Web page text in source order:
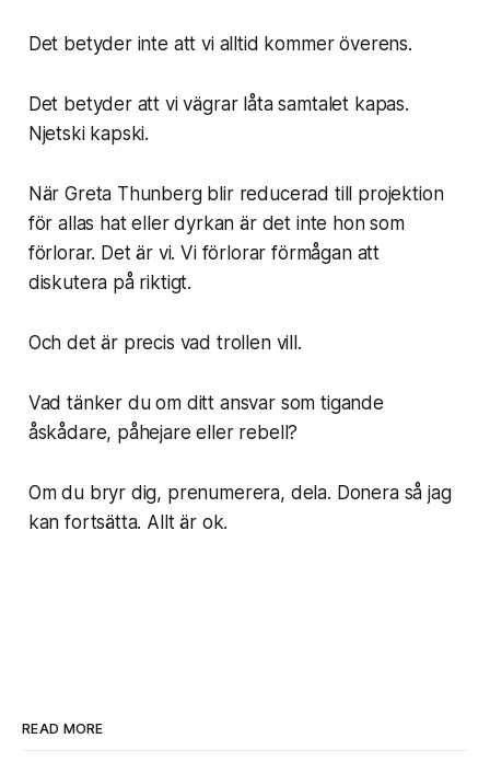
Det betyder inte att vi alltid kommer överens.
Det betyder att vi vägrar låta samtalet kapas.
Njetski kapski.
När Greta Thunberg blir reducerad till projektion
för allas hat eller dyrkan är det inte hon som
förlorar. Det är vi. Vi förlorar förmågan att
diskutera på riktigt.
Och det är precis vad trollen vill.
Vad tänker du om ditt ansvar som tigande
åskådare, påhejare eller rebell?
Om du bryr dig, prenumerera, dela. Donera så jag
kan fortsätta. Allt är ok.
READ MORE